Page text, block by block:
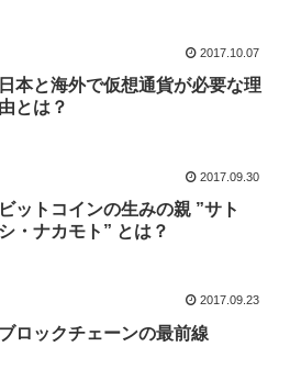
2017.10.07
日本と海外で仮想通貨が必要な理
由とは？
2017.09.30
ビットコインの生みの親 ”サト
シ・ナカモト” とは？
2017.09.23
ブロックチェーンの最前線